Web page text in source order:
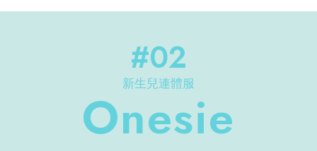
#02
新生兒連體服
Onesie